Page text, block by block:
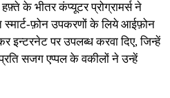
के भीतर कंप्यूटर प्रोग्रामर्स ने
स्मार्ट-फ़ोन उपकरणों के लिये आईफ़ोन
इन्टरनेट पर उपलब्ध करवा दिए, जिन्हें
सजग एप्पल के वकीलों ने उन्हें